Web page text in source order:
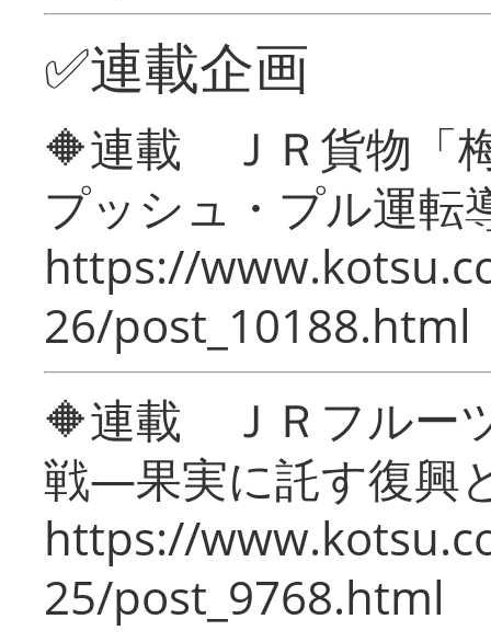
✅連載企画
🔶連載 ＪＲ貨物「
プッシュ・プル運転
https://
26/post_10188.html
🔶連載 ＪＲフルー
戦―果実に託す復興
https://
25/post_9768.html